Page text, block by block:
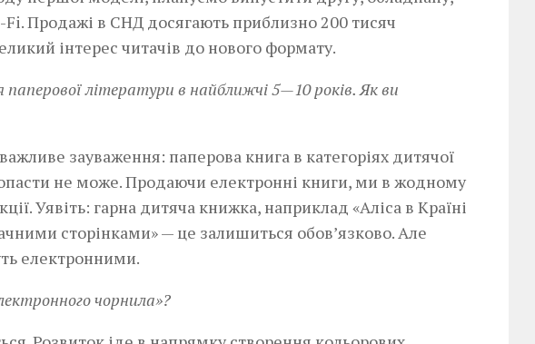
Продажі в СНД досягають приблизно 200 тисяч
інтерес читачів до нового формату.
літератури в найближчі 5—10 років. Як ви
зауваження: паперова книга в категоріях дитячої
не може. Продаючи електронні книги, ми в жодному
Уявіть: гарна дитяча книжка, наприклад «Аліса в Країні
сторінками» — це залишиться обов’язково. Але
електронними.
чорнила»?